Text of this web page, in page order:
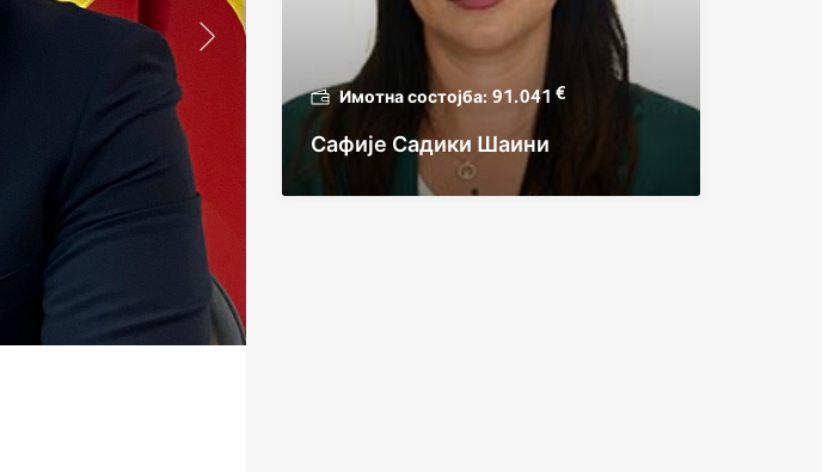
91.041 €
Сафије Садики Шаини